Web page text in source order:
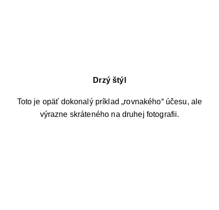
Drzý štýl
Toto je opäť dokonalý príklad „rovnakého“ účesu, ale
výrazne skráteného na druhej fotografii.